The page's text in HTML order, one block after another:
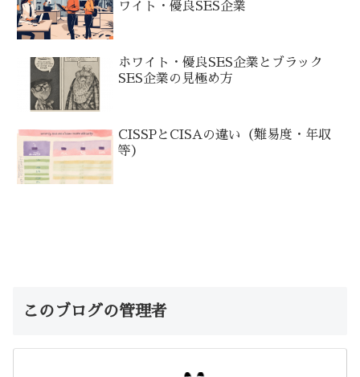
ワイト・優良SES企業
ホワイト・優良SES企業とブラック
SES企業の見極め方
CISSPとCISAの違い（難易度・年収
等）
このブログの管理者